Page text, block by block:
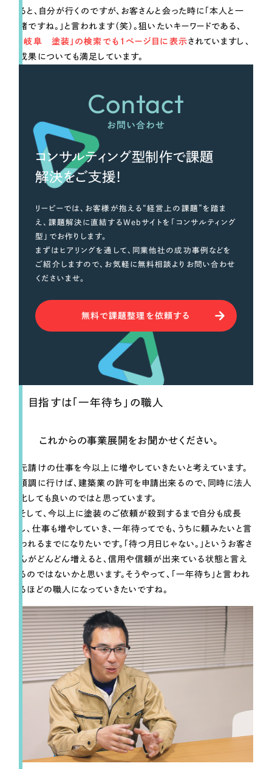
ると、自分が行くのですが、お客さんと会った時に「本人と一
緒ですね。」と言われます（笑）。狙いたいキーワードである、
「岐阜 塗装」の検索でも1ページ目に表示されていますし、
成果についても満足しています。
Contact
お問い合わせ
コンサルティング型制作で課題
解決をご支援！
リーピーでは、お客様が抱える“経営上の課題”を踏ま
え、課題解決に直結するWebサイトを「コンサルティング
型」でお作りします。
まずはヒアリングを通して、同業他社の成功事例などを
ご紹介しますので、お気軽に無料相談よりお問い合わせ
くださいませ。
無料で課題整理を依頼する
目指すは「一年待ち」の職人
これからの事業展開をお聞かせください。
元請けの仕事を今以上に増やしていきたいと考えています。
順調に行けば、建築業の許可を申請出来るので、同時に法人
化しても良いのではと思っています。
そして、今以上に塗装のご依頼が殺到するまで自分も成長
し、仕事も増やしていき、一年待ってでも、うちに頼みたいと言
われるまでになりたいです。「待つ月日じゃない。」というお客さ
んがどんどん増えると、信用や信頼が出来ている状態と言え
るのではないかと思います。そうやって、「一年待ち」と言われ
るほどの職人になっていきたいですね。